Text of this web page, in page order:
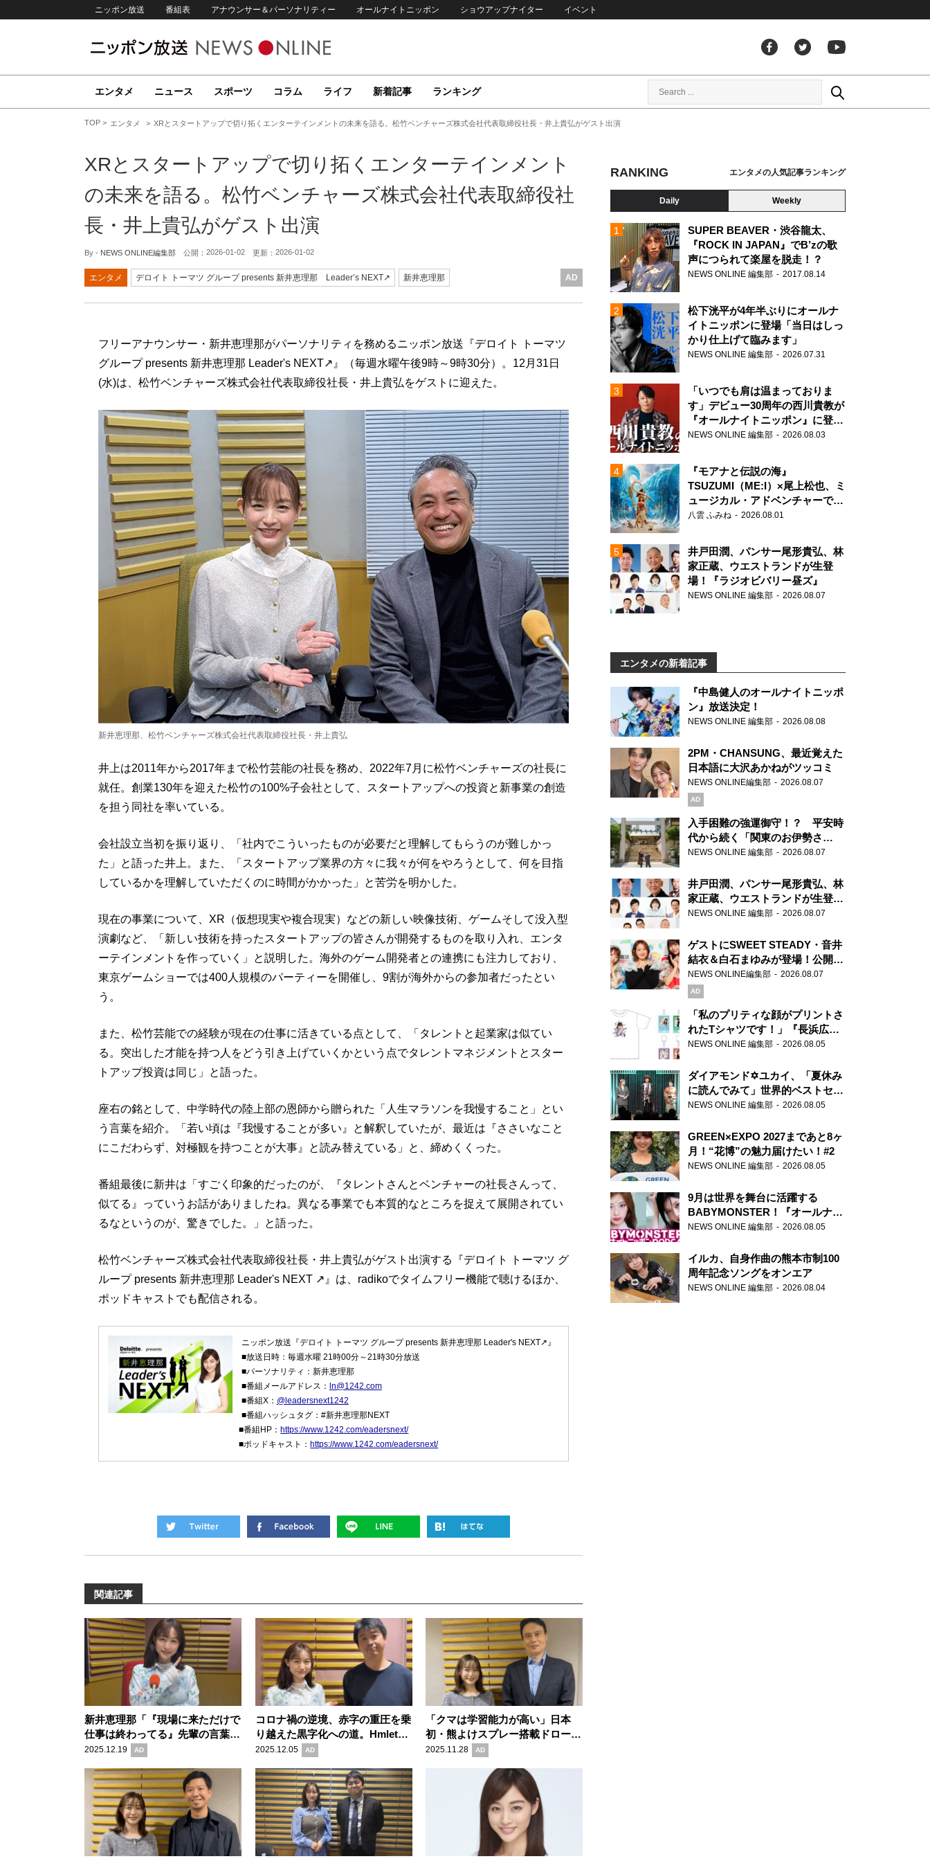
ニッポン放送 番組表 アナウンサー＆パーソナリティー オールナイトニッポン ショウアップナイター イベント
エンタメ ニュース スポーツ コラム ライフ 新着記事 ランキング
TOP エンタメ XRとスタートアップで切り拓くエンターテインメントの未来を語る。松竹ベンチャーズ株式会社代表取締役社長・井上貴弘がゲスト出演
XRとスタートアップで切り拓くエンターテインメント
の未来を語る。松竹ベンチャーズ株式会社代表取締役社
長・井上貴弘がゲスト出演
By - NEWS ONLINE編集部 公開： 2026-01-02 更新： 2026-01-02
エンタメ デロイト トーマツ グループ presents 新井恵理那 Leader’s NEXT↗ 新井恵理那 AD
フリーアナウンサー・新井恵理那がパーソナリティを務めるニッポン放送『デロイト トーマツ
グループ presents 新井恵理那 Leader's NEXT↗』（毎週水曜午後9時～9時30分）。12月31日
(水)は、松竹ベンチャーズ株式会社代表取締役社長・井上貴弘をゲストに迎えた。
新井恵理那、松竹ベンチャーズ株式会社代表取締役社長・井上貴弘
井上は2011年から2017年まで松竹芸能の社長を務め、2022年7月に松竹ベンチャーズの社長に
就任。創業130年を迎えた松竹の100%子会社として、スタートアップへの投資と新事業の創造
を担う同社を率いている。
会社設立当初を振り返り、「社内でこういったものが必要だと理解してもらうのが難しかっ
た」と語った井上。また、「スタートアップ業界の方々に我々が何をやろうとして、何を目指
しているかを理解していただくのに時間がかかった」と苦労を明かした。
現在の事業について、XR（仮想現実や複合現実）などの新しい映像技術、ゲームそして没入型
演劇など、「新しい技術を持ったスタートアップの皆さんが開発するものを取り入れ、エンタ
ーテインメントを作っていく」と説明した。海外のゲーム開発者との連携にも注力しており、
東京ゲームショーでは400人規模のパーティーを開催し、9割が海外からの参加者だったとい
う。
また、松竹芸能での経験が現在の仕事に活きている点として、「タレントと起業家は似てい
る。突出した才能を持つ人をどう引き上げていくかという点でタレントマネジメントとスター
トアップ投資は同じ」と語った。
座右の銘として、中学時代の陸上部の恩師から贈られた「人生マラソンを我慢すること」とい
う言葉を紹介。「若い頃は『我慢することが多い』と解釈していたが、最近は『ささいなこと
にこだわらず、対極観を持つことが大事』と読み替えている」と、締めくくった。
番組最後に新井は「すごく印象的だったのが、『タレントさんとベンチャーの社長さんって、
似てる』っていうお話がありましたね。異なる事業でも本質的なところを捉えて展開されてい
るなというのが、驚きでした。」と語った。
松竹ベンチャーズ株式会社代表取締役社長・井上貴弘がゲスト出演する『デロイト トーマツ グ
ループ presents 新井恵理那 Leader's NEXT ↗』は、radikoでタイムフリー機能で聴けるほか、
ポッドキャストでも配信される。
ニッポン放送『デロイト トーマツ グループ presents 新井恵理那 Leader's NEXT↗』
■放送日時：毎週水曜 21時00分～21時30分放送
■パーソナリティ：新井恵理那
■番組メールアドレス： ln@1242.com
■番組X： @leadersnext1242
■番組ハッシュタグ：#新井恵理那NEXT
■番組HP：https://www.1242.com/eadersnext/
■ポッドキャスト：https://www.1242.com/eadersnext/
関連記事
新井恵理那「『現場に来ただけで
仕事は終わってる』先輩の言葉が
救いに」15年目を前に語った、真
2025.12.19 AD
コロナ禍の逆境、赤字の重圧を乗
り越えた黒字化への道。Hmlet
Japan株式会社 代表取締役社長
2025.12.05 AD
「クマは学習能力が高い」日本
初・熊よけスプレー搭載ドローン
で変わる獣害対策。Terra Drone
2025.11.28 AD
RANKING エンタメの人気記事ランキング
Daily Weekly
SUPER BEAVER・渋谷龍太、
『ROCK IN JAPAN』でB’zの歌
声につられて楽屋を脱走！？
NEWS ONLINE 編集部 2017.08.14
松下洸平が4年半ぶりにオールナ
イトニッポンに登場「当日はしっ
かり仕上げて臨みます」
NEWS ONLINE 編集部 2026.07.31
「いつでも肩は温まっておりま
す」デビュー30周年の西川貴教が
『オールナイトニッポン』に登
場！
NEWS ONLINE 編集部 2026.08.03
『モアナと伝説の海』
TSUZUMI（ME:I）×尾上松也、ミ
ュージカル・アドベンチャーで美
声を響かせる
八雲 ふみね 2026.08.01
井戸田潤、パンサー尾形貴弘、林
家正蔵、ウエストランドが生登
場！『ラジオビバリー昼ズ』
NEWS ONLINE 編集部 2026.08.07
エンタメの新着記事
『中島健人のオールナイトニッポ
ン』放送決定！
NEWS ONLINE 編集部 2026.08.08
2PM・CHANSUNG、最近覚えた
日本語に大沢あかねがツッコミ
NEWS ONLINE編集部 2026.08.07
AD
入手困難の強運御守！？ 平安時
代から続く「関東のお伊勢さ
ま」、芝大神宮にてランパンプス
NEWS ONLINE 編集部 2026.08.07
井戸田潤、パンサー尾形貴弘、林
家正蔵、ウエストランドが生登
場！『ラジオビバリー昼ズ』
NEWS ONLINE 編集部 2026.08.07
ゲストにSWEET STEADY・音井
結衣＆白石まゆみが登場！公開収
録で素顔全開！
NEWS ONLINE編集部 2026.08.07
AD
「私のプリティな顔がプリントさ
れたTシャツです！」『長浜広奈
天下無双』初の番組グッズ発売
NEWS ONLINE 編集部 2026.08.05
ダイアモンド✡ユカイ、「夏休み
に読んでみて」世界的ベストセラ
ー『アナスタシア』を紹介
NEWS ONLINE 編集部 2026.08.05
GREEN×EXPO 2027まであと8ヶ
月！“花博”の魅力届けたい！#2
NEWS ONLINE 編集部 2026.08.05
9月は世界を舞台に活躍する
BABYMONSTER！『オールナイ
トニッポンPODCAST』月替わり
NEWS ONLINE 編集部 2026.08.05
イルカ、自身作曲の熊本市制100
周年記念ソングをオンエア
NEWS ONLINE 編集部 2026.08.04